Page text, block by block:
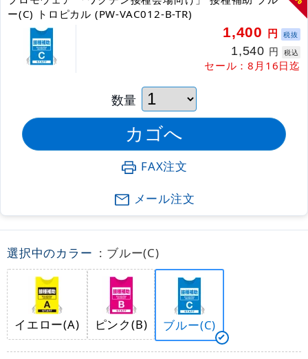
ー(C) トロピカル (PW-VAC012-B-TR)
1,400 円 税抜
1,540 円 税込
セール：8月16日迄
数量
FAX注文
メール注文
選択中のカラー : ブルー(C)
イエロー(A) ピンク(B) ブルー(C)